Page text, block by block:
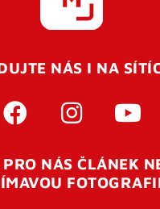
NÁS I NA
PRO NÁS ČLÁNEK